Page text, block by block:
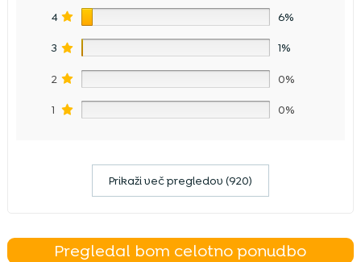
4 6%
3 1%
2 0%
1 0%
Prikaži več pregledov (920)
Pregledal bom celotno ponudbo